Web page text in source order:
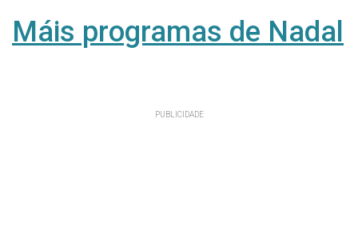
Máis programas de Nadal